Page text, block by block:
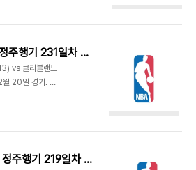
다소 엉성한 폼
26-24 역전. 31-
마이크 무스칼라
들어오며 점수
는 연이은 림어택
알렉산더가 레이
공격 연달아 차단
[NBA] 2020-21 시즌 정주행기 231일차 (2021.08.10)
vs 클리블랜드
20일 경기. 로
해리스 빠지고
데서도 니콜라 요
어주며 9-5. 클리
[NBA] 2020-21 시즌 정주행기 219일차 (2021.07.29)